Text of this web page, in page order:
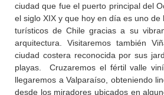
ciudad que fue el puerto principal del
el siglo XIX y que hoy en día es uno de
turísticos de Chile gracias a su
arquitectura. Visitaremos también
ciudad costera reconocida por sus
playas. Cruzaremos el fértil valle
llegaremos a Valparaíso, obteniendo
desde los miradores ubicados en